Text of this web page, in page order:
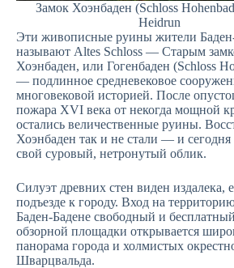
Замок Хоэнбаден (Schloss
Heidrun
Эти живописные руины жители
называют Altes Schloss — Старым
Хоэнбаден, или Гогенбаден (Schloss
— подлинное средневековое
многовековой историей. После
пожара XVI века от некогда мощной
остались величественные руины.
Хоэнбаден так и не стали — и
свой суровый, нетронутый облик.
Силуэт древних стен виден издалека,
подъезде к городу. Вход на
Баден-Бадене свободный и
обзорной площадки открывается
панорама города и холмистых
Шварцвальда.